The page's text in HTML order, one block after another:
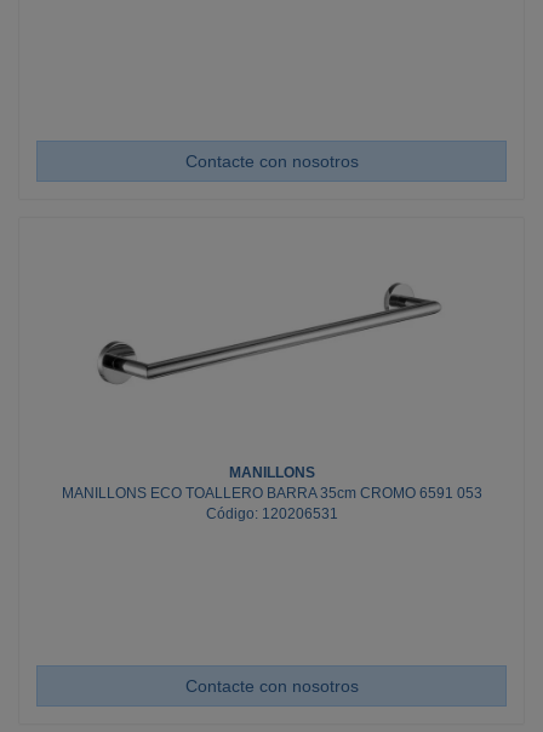
Contacte con nosotros
MANILLONS
MANILLONS ECO TOALLERO BARRA 35cm CROMO 6591 053
Código: 120206531
Contacte con nosotros